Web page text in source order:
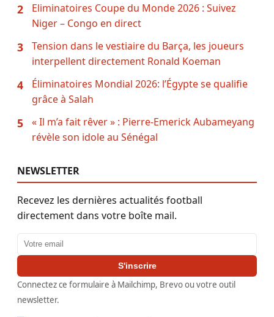
2
Eliminatoires Coupe du Monde 2026 : Suivez
Niger – Congo en direct
3
Tension dans le vestiaire du Barça, les joueurs
interpellent directement Ronald Koeman
4
Éliminatoires Mondial 2026: l’Égypte se qualifie
grâce à Salah
5
« Il m’a fait rêver » : Pierre-Emerick Aubameyang
révèle son idole au Sénégal
NEWSLETTER
Recevez les dernières actualités football
directement dans votre boîte mail.
Adresse email
S'inscrire
Connectez ce formulaire à Mailchimp, Brevo ou votre outil
newsletter.